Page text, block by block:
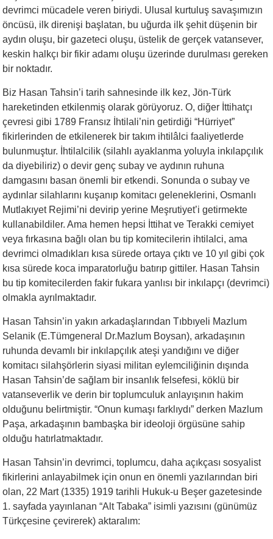
devrimci mücadele veren biriydi. Ulusal kurtuluş savaşımızın
öncüsü, ilk direnişi başlatan, bu uğurda ilk şehit düşenin bir
aydın oluşu, bir gazeteci oluşu, üstelik de gerçek vatansever,
keskin halkçı bir fikir adamı oluşu üzerinde durulması gereken
bir noktadır.
Biz Hasan Tahsin’i tarih sahnesinde ilk kez, Jön-Türk
hareketinden etkilenmiş olarak görüyoruz. O, diğer İttihatçı
çevresi gibi 1789 Fransız İhtilali’nin getirdiği “Hürriyet”
fikirlerinden de etkilenerek bir takım ihtilâlci faaliyetlerde
bulunmuştur. İhtilalcilik (silahlı ayaklanma yoluyla inkılapçılık
da diyebiliriz) o devir genç subay ve aydının ruhuna
damgasını basan önemli bir etkendi. Sonunda o subay ve
aydınlar silahlarını kuşanıp komitacı geleneklerini, Osmanlı
Mutlakıyet Rejimi’ni devirip yerine Meşrutiyet’i getirmekte
kullanabildiler. Ama hemen hepsi İttihat ve Terakki cemiyet
veya fırkasına bağlı olan bu tip komitecilerin ihtilalci, ama
devrimci olmadıkları kısa sürede ortaya çıktı ve 10 yıl gibi çok
kısa sürede koca imparatorluğu batırıp gittiler. Hasan Tahsin
bu tip komitecilerden fakir fukara yanlısı bir inkılapçı (devrimci)
olmakla ayrılmaktadır.
Hasan Tahsin’in yakın arkadaşlarından Tıbbıyeli Mazlum
Selanik (E.Tümgeneral Dr.Mazlum Boysan), arkadaşının
ruhunda devamlı bir inkılapçılık ateşi yandığını ve diğer
komitacı silahşörlerin siyasi militan eylemciliğinin dışında
Hasan Tahsin’de sağlam bir insanlık felsefesi, köklü bir
vatanseverlik ve derin bir toplumculuk anlayışının hakim
olduğunu belirtmiştir. “Onun kumaşı farklıydı” derken Mazlum
Paşa, arkadaşının bambaşka bir ideoloji örgüsüne sahip
olduğu hatırlatmaktadır.
Hasan Tahsin’in devrimci, toplumcu, daha açıkçası sosyalist
fikirlerini anlayabilmek için onun en önemli yazılarından biri
olan, 22 Mart (1335) 1919 tarihli Hukuk-u Beşer gazetesinde
1. sayfada yayınlanan “Alt Tabaka” isimli yazısını (günümüz
Türkçesine çevirerek) aktaralım: